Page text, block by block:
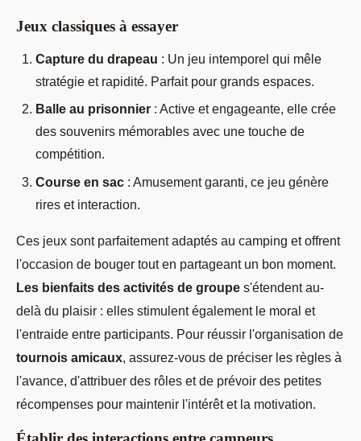
Jeux classiques à essayer
Capture du drapeau : Un jeu intemporel qui mêle
stratégie et rapidité. Parfait pour grands espaces.
Balle au prisonnier : Active et engageante, elle crée
des souvenirs mémorables avec une touche de
compétition.
Course en sac : Amusement garanti, ce jeu génère
rires et interaction.
Ces jeux sont parfaitement adaptés au camping et offrent
l'occasion de bouger tout en partageant un bon moment.
Les bienfaits des activités de groupe s'étendent au-
delà du plaisir : elles stimulent également le moral et
l'entraide entre participants. Pour réussir l'organisation de
tournois amicaux , assurez-vous de préciser les règles à
l'avance, d'attribuer des rôles et de prévoir des petites
récompenses pour maintenir l'intérêt et la motivation.